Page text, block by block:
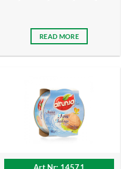
READ MORE